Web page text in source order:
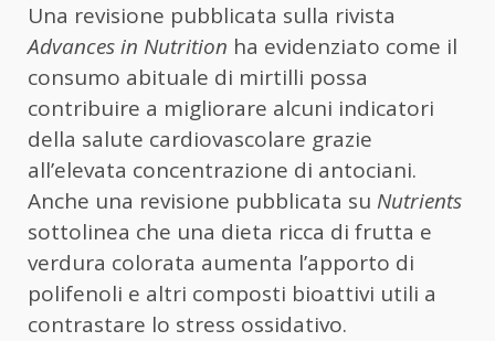
Una revisione pubblicata sulla rivista
Advances in Nutrition ha evidenziato come il
consumo abituale di mirtilli possa
contribuire a migliorare alcuni indicatori
della salute cardiovascolare grazie
all’elevata concentrazione di antociani.
Anche una revisione pubblicata su Nutrients
sottolinea che una dieta ricca di frutta e
verdura colorata aumenta l’apporto di
polifenoli e altri composti bioattivi utili a
contrastare lo stress ossidativo.